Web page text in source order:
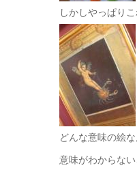
しかしやっぱり
どんな意味の絵
意味がわからな